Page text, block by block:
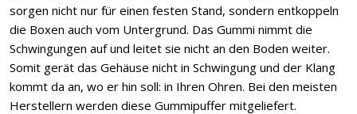
sorgen nicht nur für einen festen Stand, sondern entkoppeln
die Boxen auch vom Untergrund. Das Gummi nimmt die
Schwingungen auf und leitet sie nicht an den Boden weiter.
Somit gerät das Gehäuse nicht in Schwingung und der Klang
kommt da an, wo er hin soll: in Ihren Ohren. Bei den meisten
Herstellern werden diese Gummipuffer mitgeliefert.